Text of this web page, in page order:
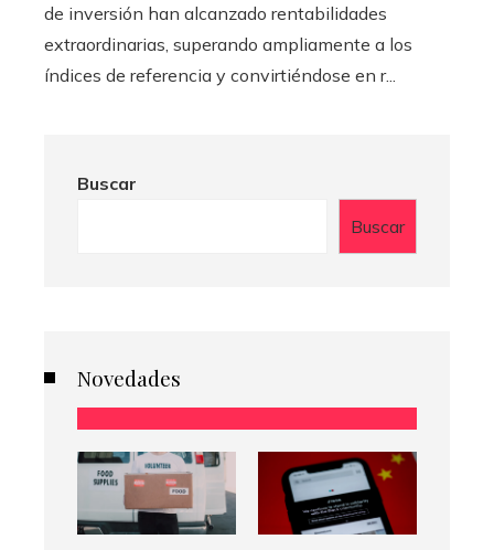
de inversión han alcanzado rentabilidades
extraordinarias, superando ampliamente a los
índices de referencia y convirtiéndose en r...
Buscar
Buscar
Novedades